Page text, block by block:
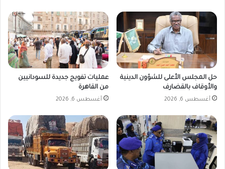
حل المجلس الأعلى للشؤون الدينية
والأوقاف بالقضارف
أغسطس 6, 2026
عمليات تفويج جديدة للسودانيين
من القاهرة
أغسطس 6, 2026